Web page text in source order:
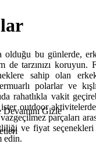
olduğu bu günlerde,
de tarzınızı koruyun.
sahip olan
polarlar ve
rahatlıkla vakit
outdoor
parçaları
ve fiyat
edin.
Devamını Gizle